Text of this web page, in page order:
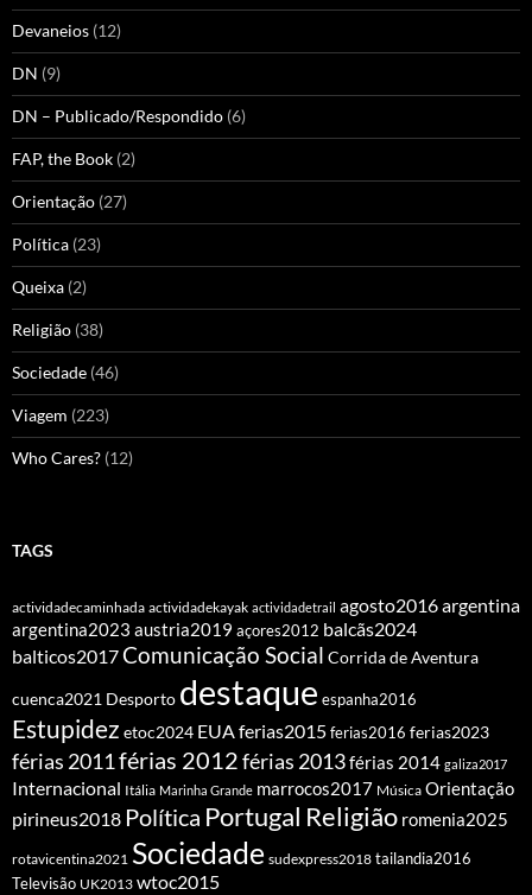
Devaneios (12)
DN (9)
DN – Publicado/Respondido (6)
FAP, the Book (2)
Orientação (27)
Política (23)
Queixa (2)
Religião (38)
Sociedade (46)
Viagem (223)
Who Cares? (12)
TAGS
actividadecaminhada actividadekayak actividadetrail agosto2016argentina
argentina2023 austria2019 açores2012 balcãs2024
balticos2017Comunicação Social Corrida de Aventura
cuenca2021 Desporto destaque espanha2016
Estupidez etoc2024 EUAferias2015ferias2016 ferias2023
férias 2011férias 2012férias 2013férias 2014 galiza2017
Internacional Itália Marinha Grande marrocos2017 Música Orientação
pirineus2018 Política Portugal Religião romenia2025
rotavicentina2021 Sociedade sudexpress2018 tailandia2016
Televisão UK2013 wtoc2015